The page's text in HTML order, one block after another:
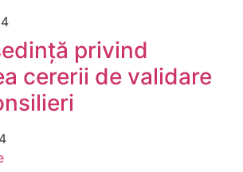
privind
cererii de validare